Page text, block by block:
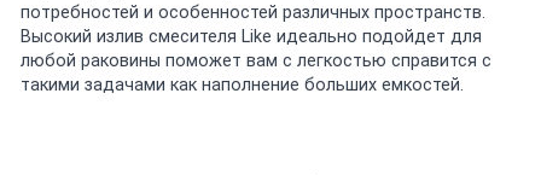
потребностей и особенностей различных пространств.
Высокий излив смесителя Like идеально подойдет для
любой раковины поможет вам с легкостью справится с
такими задачами как наполнение больших емкостей.